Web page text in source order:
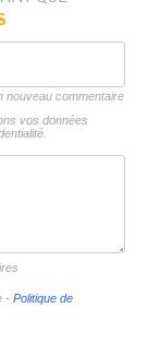
nouveau commentaire
vos données
- Politique de